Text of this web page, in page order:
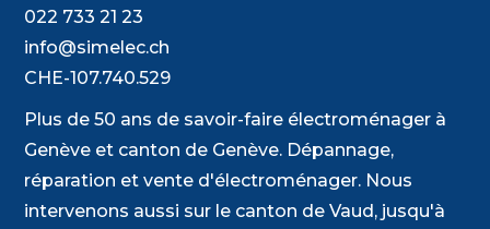
022 733 21 23
info@simelec.ch
CHE-107.740.529
Plus de 50 ans de savoir-faire électroménager à
Genève et canton de Genève. Dépannage,
réparation et vente d'électroménager. Nous
intervenons aussi sur le canton de Vaud, jusqu'à